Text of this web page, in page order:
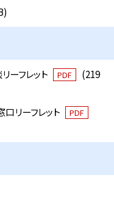
ーフレット PDF
(219
口リーフレット
PDF